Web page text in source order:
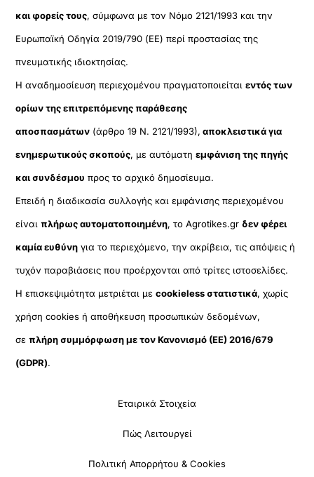
και φορείς τους, σύμφωνα με τον Νόμο 2121/1993 και την
Ευρωπαϊκή Οδηγία 2019/790 (ΕΕ) περί προστασίας της
πνευματικής ιδιοκτησίας.
Η αναδημοσίευση περιεχομένου πραγματοποιείταιεντός των
ορίων της επιτρεπόμενης παράθεσης
αποσπασμάτων (άρθρο 19 Ν. 2121/1993), αποκλειστικά για
ενημερωτικούς σκοπούς, με αυτόματηεμφάνιση της πηγής
και συνδέσμου προς το αρχικό δημοσίευμα.
Επειδή η διαδικασία συλλογής και εμφάνισης περιεχομένου
είναιπλήρως αυτοματοποιημένη, το Agrotikes.gr δεν φέρει
καμία ευθύνη για το περιεχόμενο, την ακρίβεια, τις απόψεις ή
τυχόν παραβιάσεις που προέρχονται από τρίτες ιστοσελίδες.
Η επισκεψιμότητα μετριέται μεcookieless στατιστικά, χωρίς
χρήση cookies ή αποθήκευση προσωπικών δεδομένων,
σεπλήρη συμμόρφωση με τον Κανονισμό (ΕΕ) 2016/679
(GDPR).
Εταιρικά Στοιχεία
Πώς Λειτουργεί
Πολιτική Απορρήτου & Cookies